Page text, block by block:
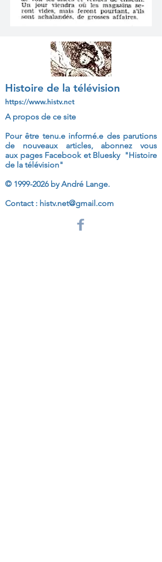
Histoire de la télévision
https://www.histv.net
A propos de ce site
Pour être tenu.e informé.e des parutions
de nouveaux articles, abonnez vous
aux pages Facebook et Bluesky "Histoire
de la télévision"
© 1999-2026by André Lange.
Contact : histv.net@gmail.com